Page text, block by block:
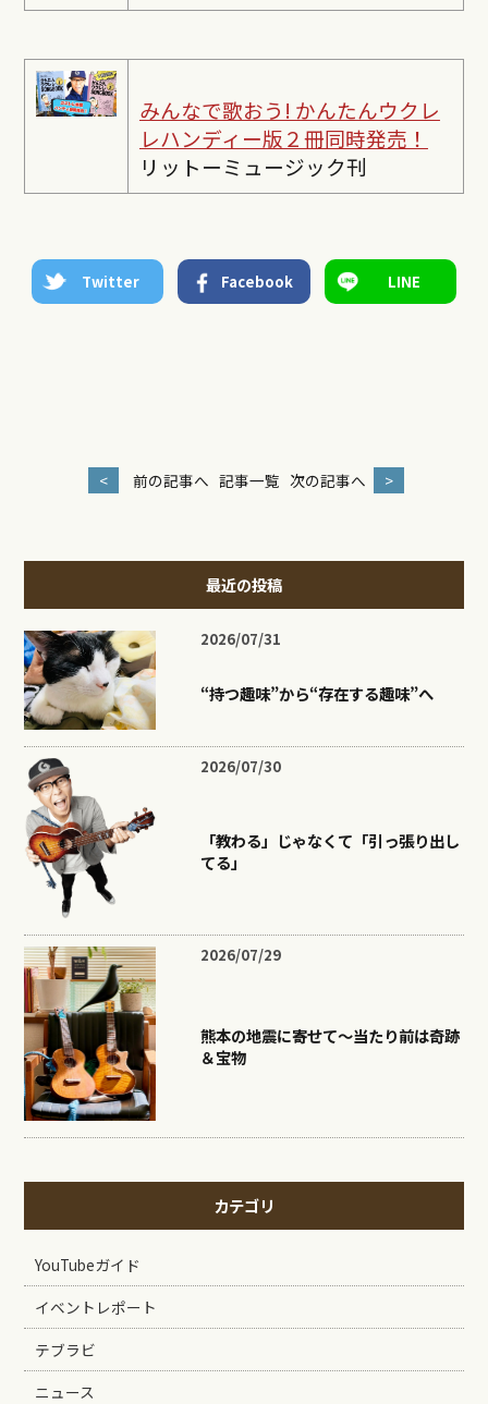
みんなで歌おう! かんたんウクレ
レハンディー版２冊同時発売！
リットーミュージック刊
Twitter Facebook LINE
< 前の記事へ 記事一覧 次の記事へ >
最近の投稿
2026/07/31
“持つ趣味”から“存在する趣味”へ
2026/07/30
「教わる」じゃなくて「引っ張り出し
てる」
2026/07/29
熊本の地震に寄せて〜当たり前は奇跡
＆宝物
カテゴリ
YouTubeガイド
イベントレポート
テブラビ
ニュース